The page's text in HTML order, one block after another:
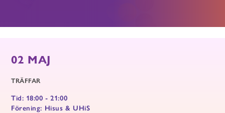
02 MAJ
TRÄFFAR
Tid: 18:00 - 21:00
Förening: Hisus & UHiS